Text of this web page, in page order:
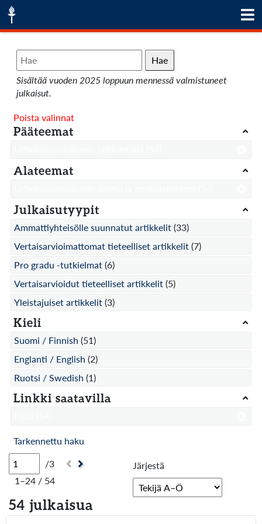
Hae
Sisältää vuoden 2025 loppuun mennessä valmistuneet
julkaisut.
/3
1–24 / 54
Järjestä
54 julkaisua
Poista valinnat
Pääteemat
Alateemat
Julkaisutyypit
Ammattiyhteisölle suunnatut artikkelit (33)
Vertaisarvioimattomat tieteelliset artikkelit (7)
Pro gradu -tutkielmat (6)
Vertaisarvioidut tieteelliset artikkelit (5)
Yleistajuiset artikkelit (3)
Kieli
Suomi / Finnish (51)
Englanti / English (2)
Ruotsi / Swedish (1)
Linkki saatavilla
Tarkennettu haku